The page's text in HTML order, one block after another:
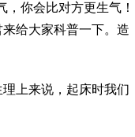
你会比对方更生气！
给大家科普一下。造
上来说，起床时我们